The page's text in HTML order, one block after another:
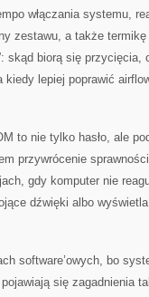
włączania systemu,
zestawu, a także
skąd biorą się przycięcia,
lepiej poprawić
to nie tylko hasło, ale
przywrócenie
gdy komputer nie
dźwięki albo wyświetla
software’owych, bo
się zagadnienia